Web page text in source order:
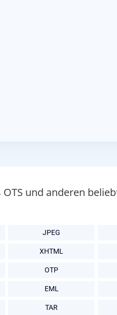
und anderen
JPEG
XHTML
OTP
EML
TAR